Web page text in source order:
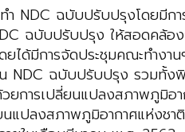
NDC ฉบับปรับปรุงโดยมีก
ฉบับปรับปรุง ให้สอดคล้
ด้มีการจัดประชุมคณะทำง
NDC ฉบับปรับปรุง รวมทั้
ยการเปลี่ยนแปลงสภาพภูมิ
ยนแปลงสภาพภูมิอากาศแห่